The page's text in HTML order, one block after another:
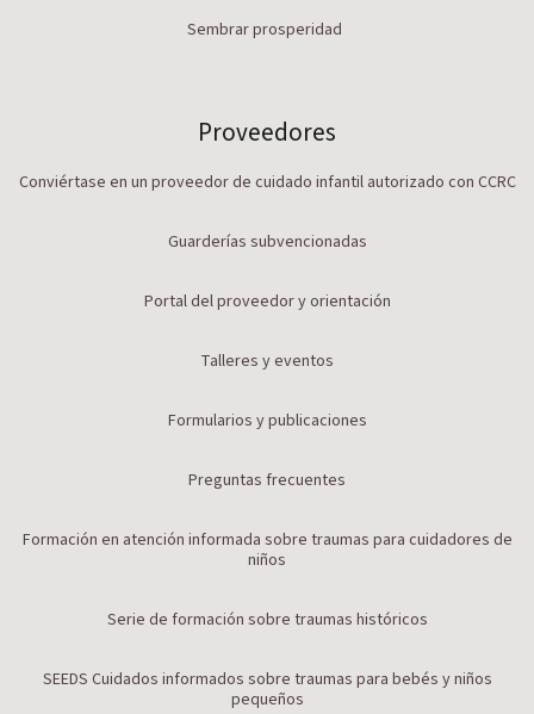
Sembrar prosperidad
Proveedores
Conviértase en un proveedor de cuidado infantil autorizado con CCRC
Guarderías subvencionadas
Portal del proveedor y orientación
Talleres y eventos
Formularios y publicaciones
Preguntas frecuentes
Formación en atención informada sobre traumas para cuidadores de
niños
Serie de formación sobre traumas históricos
SEEDS Cuidados informados sobre traumas para bebés y niños
pequeños